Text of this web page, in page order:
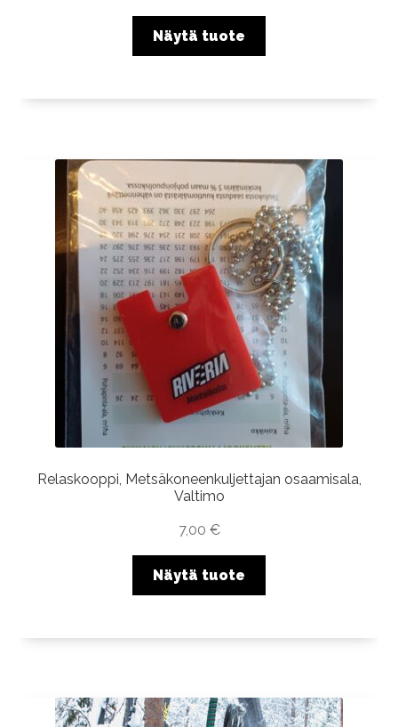
Näytä tuote
Relaskooppi, Metsäkoneenkuljettajan osaamisala,
Valtimo
7,00 €
Näytä tuote